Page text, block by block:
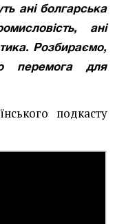
ані болгарська
ані
Розбираємо,
перемога для
подкасту